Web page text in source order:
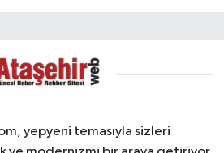
yepyeni temasıyla sizleri